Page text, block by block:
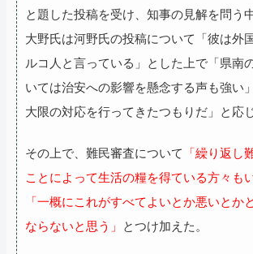
と題した投稿を受け、知事の見解を問う
大野氏は河野氏の投稿について「彼は外
ルコ人と言っている」とした上で「県南
いては治安への影響を懸念する声も強い
大限の対応を行ってきたつもりだ」と応じ
その上で、難民審査について
「繰り返し
ことによって生活の糧を得ている方々もい
「一概にこれがすべてよいとか悪いとか
ならないと思う」
とつけ加えた。